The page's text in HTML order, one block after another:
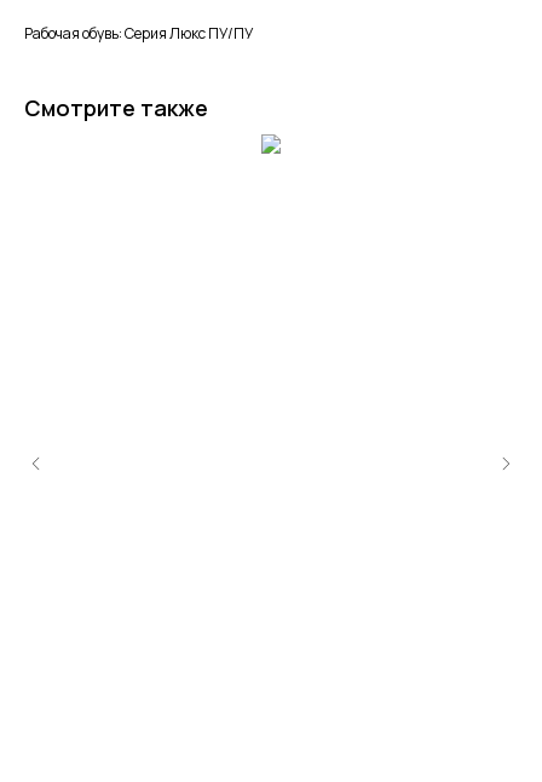
Рабочая обувь: Серия Люкс ПУ/ПУ
Смотрите также